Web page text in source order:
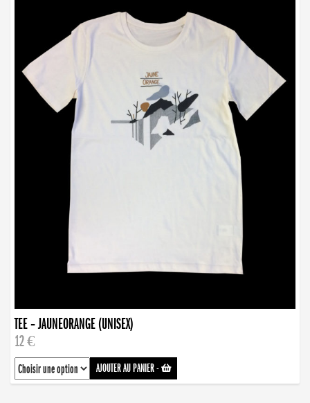
TEE – JAUNEORANGE (UNISEX)
12 €
AJOUTER AU PANIER-